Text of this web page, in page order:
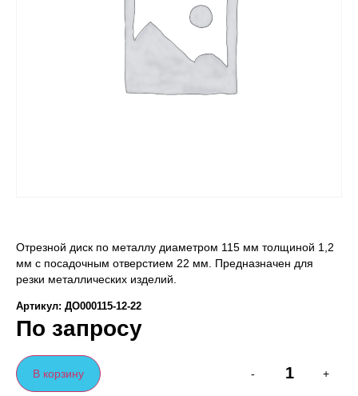
Отрезной диск по металлу диаметром 115 мм толщиной 1,2
мм с посадочным отверстием 22 мм. Предназначен для
резки металлических изделий.
Артикул: ДО000115-12-22
По запросу
- +
В корзину